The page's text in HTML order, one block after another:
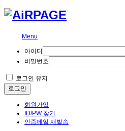
Menu
아이디
비밀번호
로그인 유지
로그인
회원가입
ID/PW 찾기
인증메일 재발송